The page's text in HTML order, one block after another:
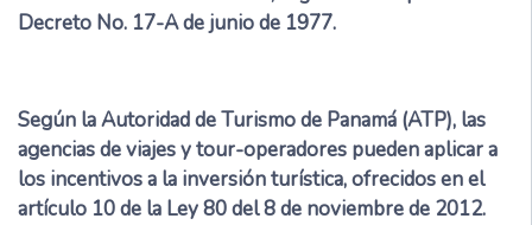
Decreto No. 17-A de junio de 1977.
Según la Autoridad de Turismo de Panamá (ATP), las
agencias de viajes y tour-operadores pueden aplicar a
los incentivos a la inversión turística, ofrecidos en el
artículo 10 de la Ley 80 del 8 de noviembre de 2012.